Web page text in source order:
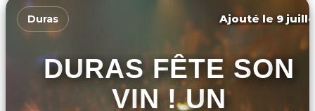
Duras Ajouté le 9
DURAS FÊTE SON
VIN ! UN